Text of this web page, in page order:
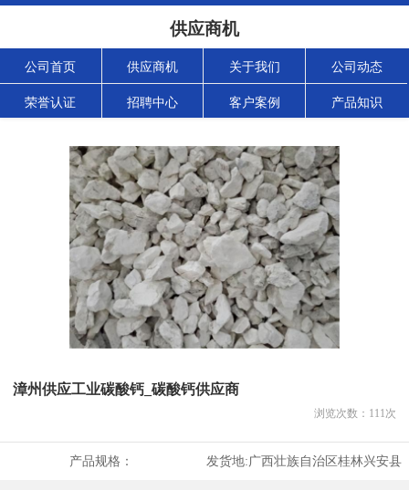
供应商机
公司首页 供应商机 关于我们 公司动态
荣誉认证 招聘中心 客户案例 产品知识
漳州供应工业碳酸钙_碳酸钙供应商
浏览次数： 111次
产品规格： 发货地:广西壮族自治区桂林兴安县